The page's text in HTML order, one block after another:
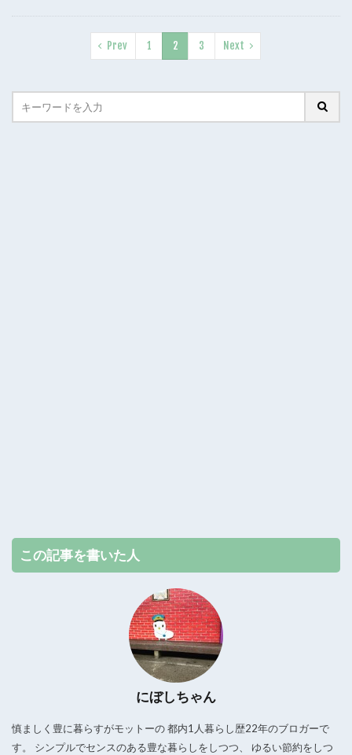
Prev 1 2 3 Next
この記事を書いた人
にぼしちゃん
慎ましく豊に暮らすがモットーの 都内1人暮らし歴22年のブロガーで
す。 シンプルでセンスのある豊な暮らしをしつつ、 ゆるい節約をしつ